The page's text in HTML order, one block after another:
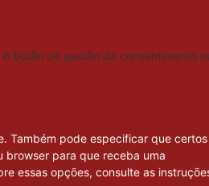
botão de gestão de consentimento
Também pode especificar que certos
browser para que receba uma
essas opções, consulte as